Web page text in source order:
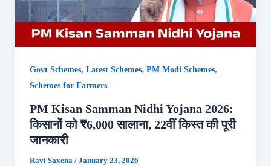
Govt Schemes, Latest Schemes, PM Modi Schemes,
Schemes for Farmers
PM Kisan Samman Nidhi Yojana 2026:
किसानों को ₹6,000 सालाना, 22वीं किस्त की पूरी
जानकारी
Ravi Saxena / January 23, 2026